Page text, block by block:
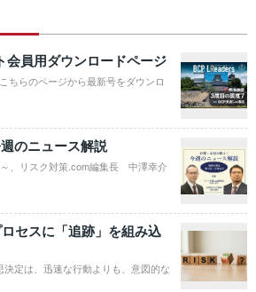
会員用ダウンロードページ
ちらのページから最新号をダウンロ
のニュース解説
、リスク対策.com編集長 中澤幸介
セスに「追跡」を組み込
定は、迅速な行動よりも、意図的な